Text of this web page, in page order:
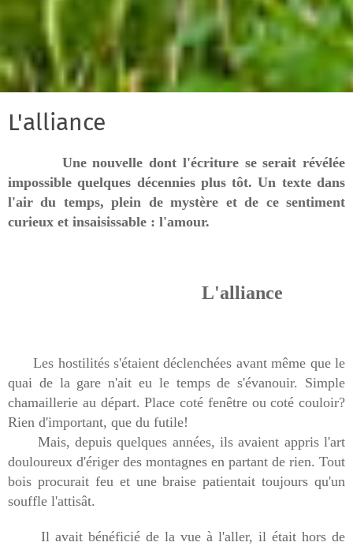
L'alliance
Une nouvelle dont l'écriture se serait révélée
impossible quelques décennies plus tôt. Un texte dans
l'air du temps, plein de mystère et de ce sentiment
curieux et insaisissable : l'amour.
L'alliance
Les hostilités s'étaient déclenchées avant même que le
quai de la gare n'ait eu le temps de s'évanouir. Simple
chamaillerie au départ. Place coté fenêtre ou coté couloir?
Rien d'important, que du futile!
Mais, depuis quelques années, ils avaient appris l'art
douloureux d'ériger des montagnes en partant de rien. Tout
bois procurait feu et une braise patientait toujours qu'un
souffle l'attisât.
Il avait bénéficié de la vue à l'aller, il était hors de